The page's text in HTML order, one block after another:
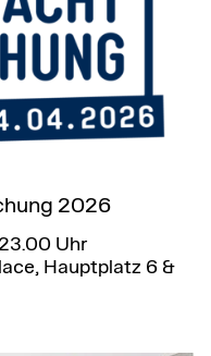
2026
Uhr
Hauptplatz 6 &